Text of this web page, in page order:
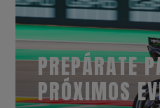
PREPÁRATE
PRÓXIMOS